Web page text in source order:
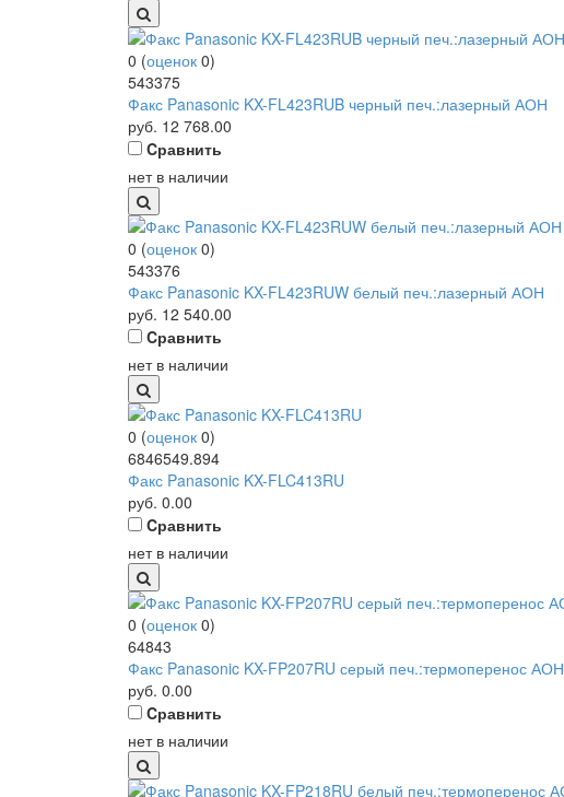
0 (оценок 0)
543375
Факс Panasonic KX-FL423RUB черный печ.:лазерный АОН
руб. 12 768.00
Cравнить
нет в наличии
0 (оценок 0)
543376
Факс Panasonic KX-FL423RUW белый печ.:лазерный АОН
руб. 12 540.00
Cравнить
нет в наличии
0 (оценок 0)
6846549.894
Факс Panasonic KX-FLC413RU
руб. 0.00
Cравнить
нет в наличии
0 (оценок 0)
64843
Факс Panasonic KX-FP207RU серый печ.:термоперенос АОН
руб. 0.00
Cравнить
нет в наличии